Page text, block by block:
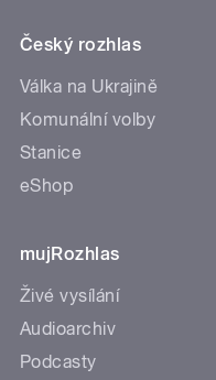
Český rozhlas
Válka na Ukrajině
Komunální volby
Stanice
eShop
mujRozhlas
Živé vysílání
Audioarchiv
Podcasty